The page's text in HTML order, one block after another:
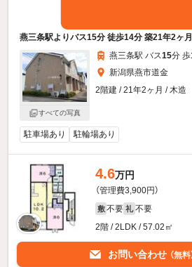
燕三条駅よりバス15分 徒歩14分 築21年2ヶ
すべての写真
燕三条駅 バス15分 歩
新潟県燕市道金
2階建 / 21年2ヶ月 / 木造
駐車場あり 駐輪場あり
4.6万円
（管理費3,900円）
敷 不要 礼 不要
2階 / 2LDK / 57.02㎡
お問い合わせ （無料